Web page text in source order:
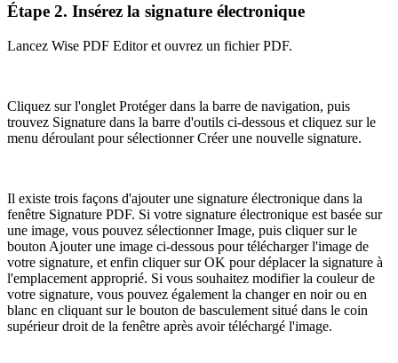
Étape 2. Insérez la signature électronique
Lancez Wise PDF Editor et ouvrez un fichier PDF.
Cliquez sur l'onglet Protéger dans la barre de navigation, puis
trouvez Signature dans la barre d'outils ci-dessous et cliquez sur le
menu déroulant pour sélectionner Créer une nouvelle signature.
Il existe trois façons d'ajouter une signature électronique dans la
fenêtre Signature PDF. Si votre signature électronique est basée sur
une image, vous pouvez sélectionner Image, puis cliquer sur le
bouton Ajouter une image ci-dessous pour télécharger l'image de
votre signature, et enfin cliquer sur OK pour déplacer la signature à
l'emplacement approprié. Si vous souhaitez modifier la couleur de
votre signature, vous pouvez également la changer en noir ou en
blanc en cliquant sur le bouton de basculement situé dans le coin
supérieur droit de la fenêtre après avoir téléchargé l'image.